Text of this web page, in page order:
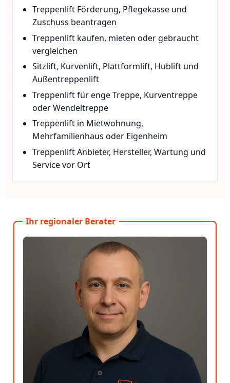
Treppenlift Förderung, Pflegekasse und
Zuschuss beantragen
Treppenlift kaufen, mieten oder gebraucht
vergleichen
Sitzlift, Kurvenlift, Plattformlift, Hublift und
Außentreppenlift
Treppenlift für enge Treppe, Kurventreppe
oder Wendeltreppe
Treppenlift in Mietwohnung,
Mehrfamilienhaus oder Eigenheim
Treppenlift Anbieter, Hersteller, Wartung und
Service vor Ort
Ihr regionaler Berater